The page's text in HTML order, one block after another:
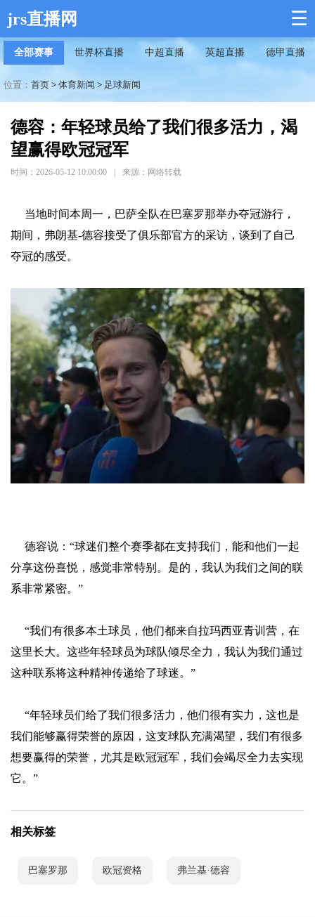
jrs直播网 ☰
全部赛事 世界杯直播 中超直播 英超直播 德甲直播
位置： 首页 > 体育新闻 > 足球新闻
德容：年轻球员给了我们很多活力，渴
望赢得欧冠冠军
时间：2026-05-12 10:00:00 来源：网络转载
当地时间本周一，巴萨全队在巴塞罗那举办夺冠游行，
期间，弗朗基-德容接受了俱乐部官方的采访，谈到了自己
夺冠的感受。
德容说：“球迷们整个赛季都在支持我们，能和他们一起
分享这份喜悦，感觉非常特别。是的，我认为我们之间的联
系非常紧密。”
“我们有很多本土球员，他们都来自拉玛西亚青训营，在
这里长大。这些年轻球员为球队倾尽全力，我认为我们通过
这种联系将这种精神传递给了球迷。”
“年轻球员们给了我们很多活力，他们很有实力，这也是
我们能够赢得荣誉的原因，这支球队充满渴望，我们有很多
想要赢得的荣誉，尤其是欧冠冠军，我们会竭尽全力去实现
它。”
相关标签
巴塞罗那 欧冠资格 弗兰基·德容